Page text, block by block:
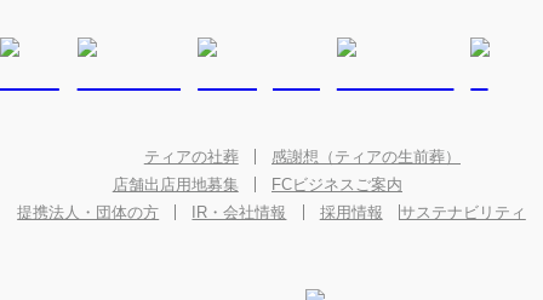
ティアの社葬
感謝想（ティアの生前葬）
店舗出店用地募集
FCビジネスご案内
提携法人・団体の方
IR・会社情報 採用情報 サステナビリティ